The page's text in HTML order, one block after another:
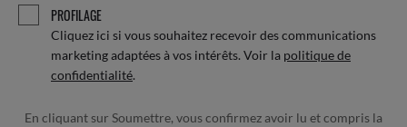
PROFILAGE
Cliquez ici si vous souhaitez recevoir des communications
marketing adaptées à vos intérêts. Voir la politique de
confidentialité.
En cliquant sur Soumettre, vous confirmez avoir lu et compris la